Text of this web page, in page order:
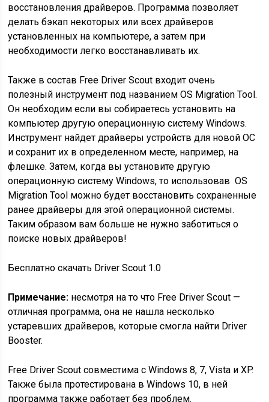
восстановления драйверов. Программа позволяет
делать бэкап некоторых или всех драйверов
установленных на компьютере, а затем при
необходимости легко восстанавливать их.
Также в состав Free Driver Scout входит очень
полезный инструмент под названием OS Migration Tool.
Он необходим если вы собираетесь установить на
компьютер другую операционную систему Windows.
Инструмент найдет драйверы устройств для новой ОС
и сохранит их в определенном месте, например, на
флешке. Затем, когда вы установите другую
операционную систему Windows, то использовав OS
Migration Tool можно будет восстановить сохраненные
ранее драйверы для этой операционной системы.
Таким образом вам больше не нужно заботиться о
поиске новых драйверов!
Бесплатно скачать Driver Scout 1.0
Примечание: несмотря на то что Free Driver Scout —
отличная программа, она не нашла несколько
устаревших драйверов, которые смогла найти Driver
Booster.
Free Driver Scout совместима с Windows 8, 7, Vista и XP.
Также была протестирована в Windows 10, в ней
программа также работает без проблем.